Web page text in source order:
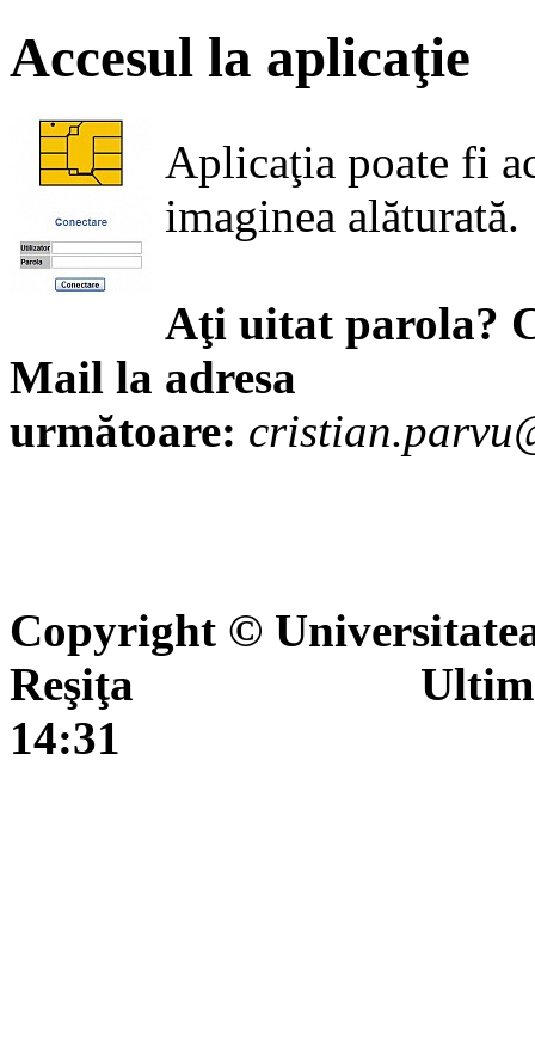
Accesul la aplicaţie
Aplicaţia poate fi
imaginea alăturată.
Aţi uitat parola?
Mail la adresa
următoare:
Copyright ©
Reşiţa Ultima
14:31